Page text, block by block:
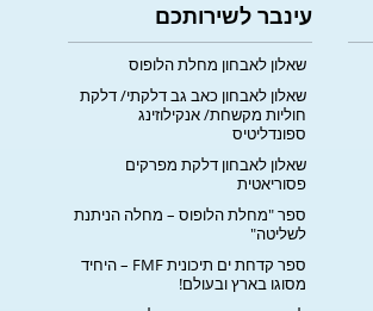
עינבר לשירותכם
שאלון לאבחון מחלת הלופוס
שאלון לאבחון כאב גב דלקתי/ דלקת
חוליות מקשחת/ אנקילוזינג
ספונדליטיס
שאלון לאבחון דלקת מפרקים
פסוריאטית
ספר "מחלת הלופוס – מחלה הניתנת
לשליטה"
ספר קדחת ים תיכונית FMF – היחיד
מסוגו בארץ ובעולם!